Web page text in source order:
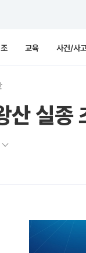
교육 사건/사
산 실종